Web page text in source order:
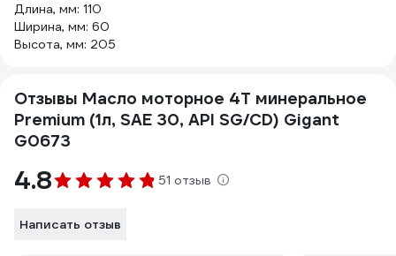
Длина, мм: 110
Ширина, мм: 60
Высота, мм: 205
Отзывы Масло моторное 4Т минеральное
Premium (1л, SAE 30, API SG/CD) Gigant
G0673
4.8 51 отзыв
Написать отзыв